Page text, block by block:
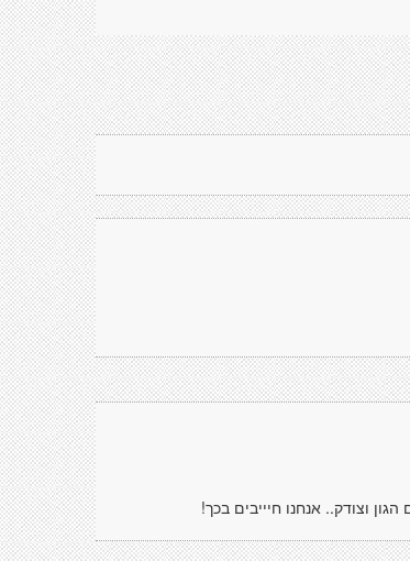
וצודק.. אנחנו חיייבים בכך!